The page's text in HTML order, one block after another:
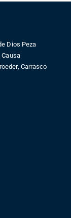
Dios Peza
Causa
Carrasco